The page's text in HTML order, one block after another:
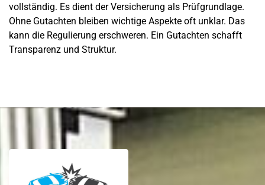
vollständig. Es dient der Versicherung als Prüfgrundlage.
Ohne Gutachten bleiben wichtige Aspekte oft unklar. Das
kann die Regulierung erschweren. Ein Gutachten schafft
Transparenz und Struktur.